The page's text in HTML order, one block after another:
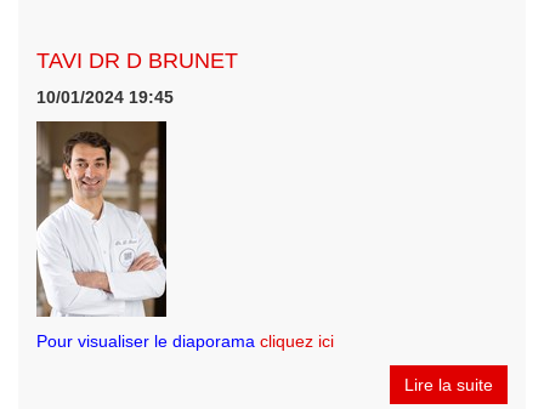
TAVI DR D BRUNET
10/01/2024 19:45
Pour visualiser le diaporama cliquez ici
Lire la suite